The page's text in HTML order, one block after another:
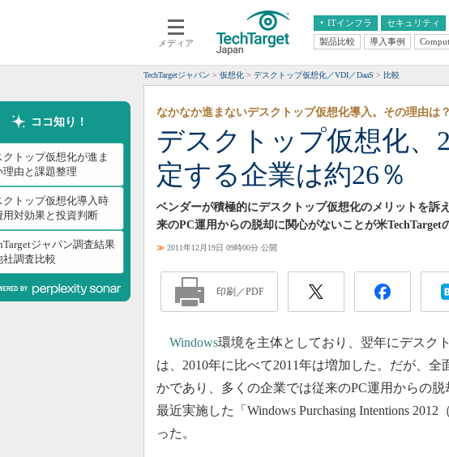
メディア
ITインフラ
クラウド
スマートモバイル
ネットワーク
システム運用管理
セキュリティ
エンタープライズAI
ERP
CX
情報系システム
経
製品比較 導入事例
TechTargetジャパン 仮想化 デスクトップ仮想化／VDI／DaaS 比較
ココ知り！
クトップ仮想化が進ま
理由と課題整理
クトップ仮想化導入時
用対効果と投資判断
ジャパン調査結果
社調査比較
デスクトップ仮想化、
定する企業は約26％
なかなか進まないデスクトップ仮想化導入。その理由は？
ベンダーが積極的にデスクトップ仮想化のメリットを訴
来のPC運用からの脱却に関心がないことが米TechTarget
≫ 2011年12月19日 09時00分 公開
印刷／PDF
Windows環境を主体としており、翌年にデスク
は、2010年に比べて2011年は増加した。だが、
かであり、多くの企業では従来のPC運用からの脱
最近実施した「Windows Purchasing Intentions
った。